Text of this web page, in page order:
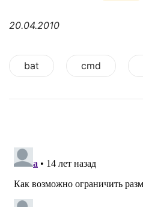
20.04.2010
bat cmd